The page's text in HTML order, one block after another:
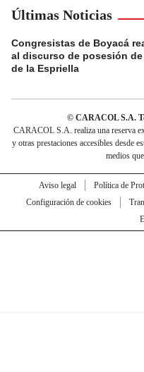
Últimas Noticias
Congresistas de Boyacá
al discurso de posesión de
de la Espriella
© CARACOL S.A.
CARACOL S.A. realiza una reserva
y otras prestaciones accesibles desde
medios
Aviso legal Política de
Configuración de cookies